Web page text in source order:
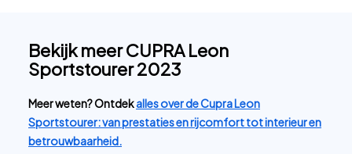
Bekijk meer CUPRA Leon
Sportstourer 2023
Meer weten? Ontdekalles over de Cupra Leon
Sportstourer: van prestaties en rijcomfort tot interieur en
betrouwbaarheid.